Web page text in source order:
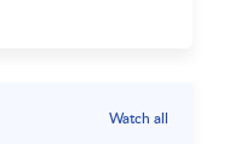
Watch all